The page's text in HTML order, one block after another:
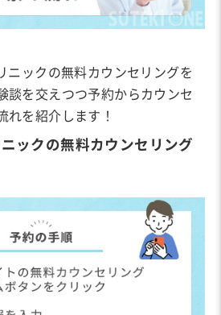
ニックの無料カウンセリングを
談を交えつつ予約からカウンセ
れを紹介します！
ックの無料カウンセリング